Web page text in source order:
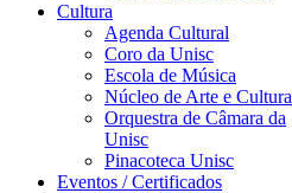
Cultura
Agenda Cultural
Coro da Unisc
Escola de Música
Núcleo de Arte e Cultura
Orquestra de Câmara da
Unisc
Pinacoteca Unisc
Eventos / Certificados